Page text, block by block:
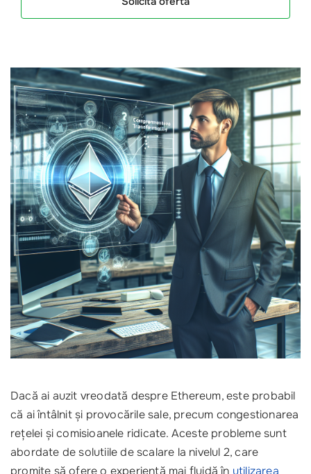
Dacă ai auzit vreodată despre Ethereum, este probabil
că ai întâlnit și provocările sale, precum congestionarea
rețelei și comisioanele ridicate. Aceste probleme sunt
abordate de solutiile de scalare la nivelul 2, care
promite să ofere o experiență mai fluidă în utilizarea